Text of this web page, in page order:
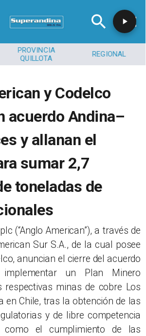
PROVINCIA
QUILLOTA
REGIONAL
y Codelco
acuerdo Andina–
y allanan el
sumar 2,7
toneladas de
(“Anglo American”), a través de
Sur S.A., de la cual posee
anuncian el cierre del acuerdo
un Plan Minero
respectivas minas de cobre Los
en Chile, tras la obtención de las
y de libre competencia
como el cumplimiento de las